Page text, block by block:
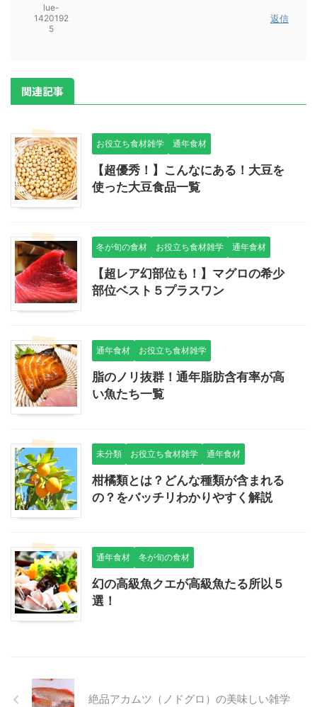
lue-
1420192
5
返信
関連記事
お役立ち食材雑学 通年食材
【超優秀！】こんなにある！大豆を
使った大豆食品一覧
冬が旬の食材 お役立ち食材雑学 通年食材
【超レア幻部位も！】マグロの希少
部位ベスト５プラスワン
通年食材 お役立ち食材雑学
脂のノリ抜群！通年脂肪含有率が高
い魚たち一覧
未分類 お役立ち食材雑学 通年食材
柑橘類とは？どんな種類が含まれる
の？をバッチリわかりやすく解説
通年食材 冬が旬の食材
幻の高級魚クエが高級魚たる所以５
選！
絶品アカムツ（ノドグロ）の美味しい雑学